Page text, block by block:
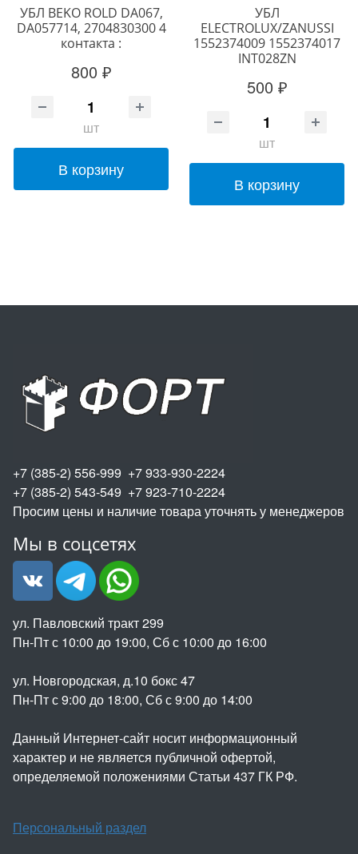
УБЛ BEKO ROLD DA067,
DA057714, 2704830300 4
контакта :
800 ₽
шт
В корзину
УБЛ
ELECTROLUX/ZANUSSI
1552374009 1552374017
INT028ZN
500 ₽
шт
В корзину
+7 (385-2) 556-999 +7 933-930-2224
+7 (385-2) 543-549 +7 923-710-2224
Просим цены и наличие товара уточнять у менеджеров
Мы в соцсетях
ул. Павловский тракт 299
Пн-Пт с 10:00 до 19:00, Сб с 10:00 до 16:00
ул. Новгородская, д.10 бокс 47
Пн-Пт с 9:00 до 18:00, Сб с 9:00 до 14:00
Данный Интернет-сайт носит информационный
характер и не является публичной офертой,
определяемой положениями Статьи 437 ГК РФ.
Персональный раздел